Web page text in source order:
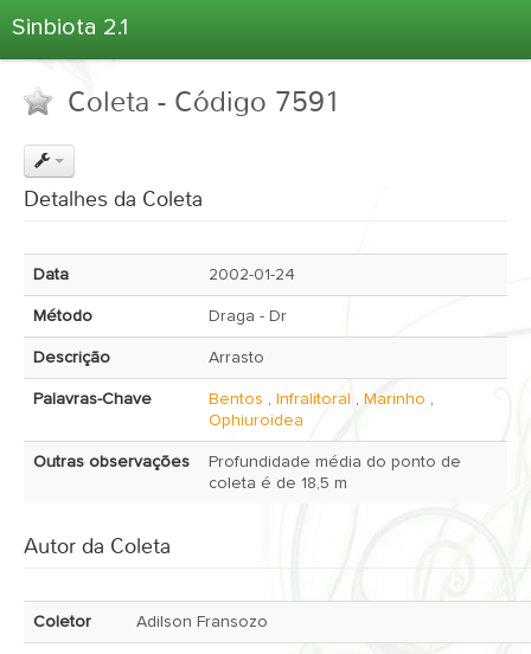
Sinbiota 2.1
Informações Ambientais
Coletas
Atlas 2.1
Estatísticas
Sobre o Sinbiota
Coleta - Código 7591
Detalhes da Coleta
Data 2002-01-24
Método Draga - Dr
Descrição Arrasto
Palavras-Chave Bentos , Infralitoral , Marinho ,
Ophiuroidea
Outras observações
Profundidade média do ponto de
coleta é de 18,5 m
Autor da Coleta
Coletor Adilson Fransozo